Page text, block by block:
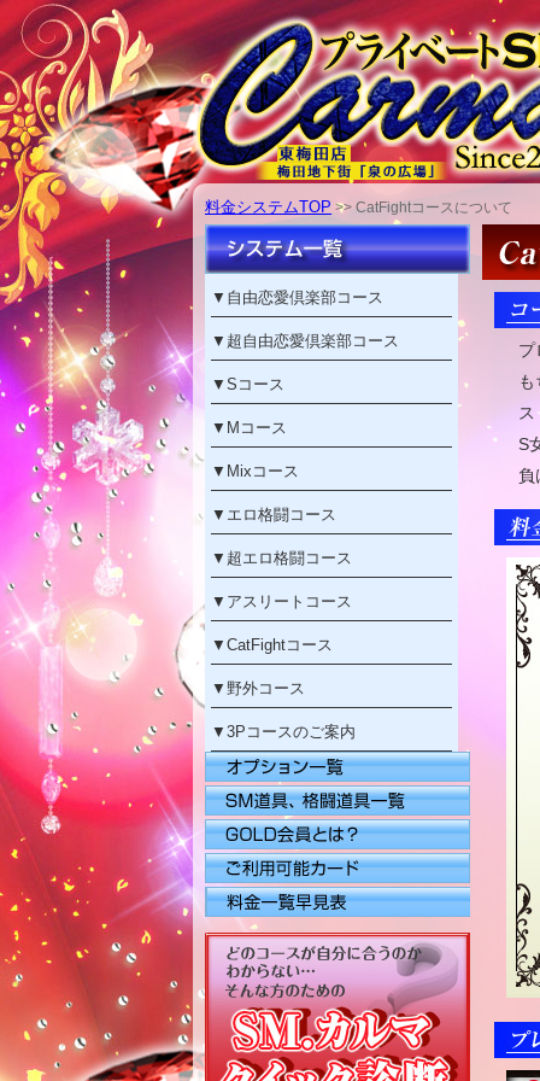
料金システムTOP >> CatFightコースについて
▼ 自由恋愛倶楽部コース
▼ 超自由恋愛倶楽部コース
▼ Sコース
▼ Mコース
▼ Mixコース
▼ エロ格闘コース
▼ 超エロ格闘コース
▼ アスリートコース
▼ CatFightコース
▼ 野外コース
▼ 3Pコースのご案内
プ
S
負